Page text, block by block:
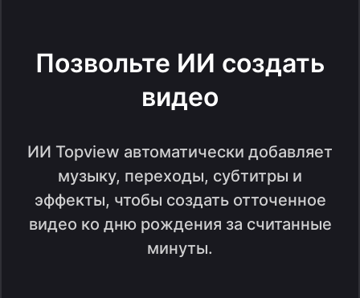
Позвольте ИИ создать
видео
ИИ Topview автоматически добавляет
музыку, переходы, субтитры и
эффекты, чтобы создать отточенное
видео ко дню рождения за считанные
минуты.